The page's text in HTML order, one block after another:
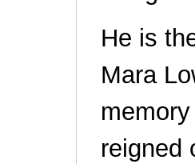
He is
Mara
reigned